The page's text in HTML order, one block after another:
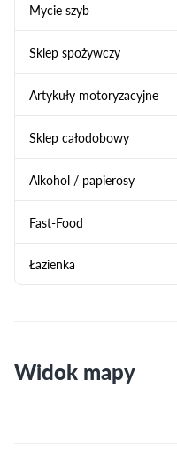
Mycie szyb
Sklep spożywczy
Artykuły motoryzacyjne
Sklep całodobowy
Alkohol / papierosy
Fast-Food
Łazienka
Widok mapy